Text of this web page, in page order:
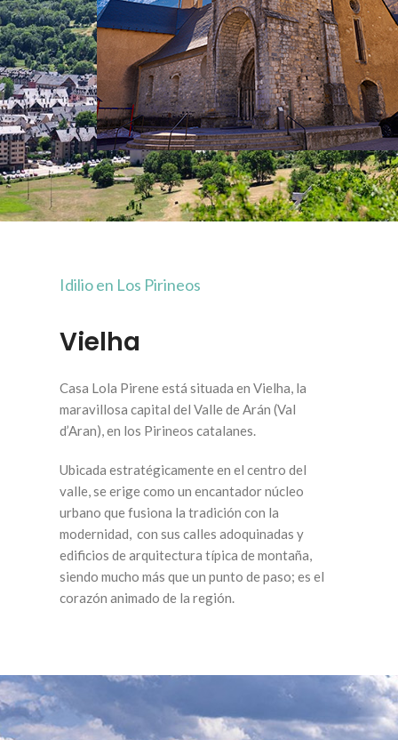
Idilio en Los Pirineos
Vielha
Casa Lola Pirene está situada en Vielha, la
maravillosa capital del Valle de Arán (Val
d’Aran), en los Pirineos catalanes.
Ubicada estratégicamente en el centro del
valle, se erige como un encantador núcleo
urbano que fusiona la tradición con la
modernidad, con sus calles adoquinadas y
edificios de arquitectura típica de montaña,
siendo mucho más que un punto de paso; es el
corazón animado de la región.